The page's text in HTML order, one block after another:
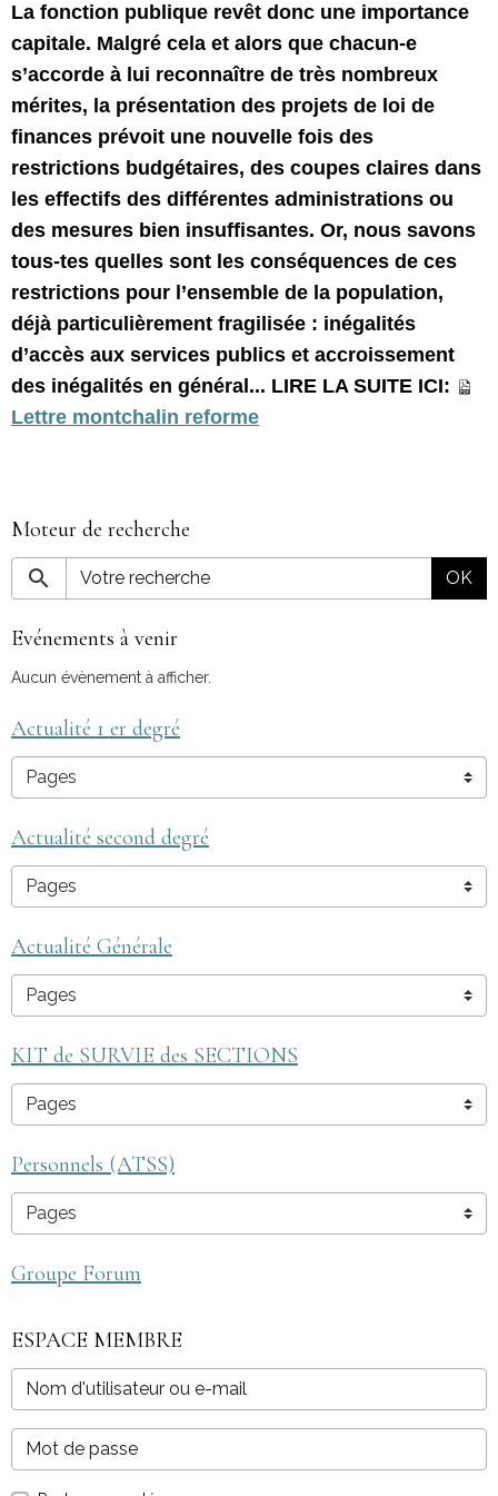
La fonction publique revêt donc une importance
capitale. Malgré cela et alors que chacun-e
s’accorde à lui reconnaître de très nombreux
mérites, la présentation des projets de loi de
finances prévoit une nouvelle fois des
restrictions budgétaires, des coupes claires dans
les effectifs des différentes administrations ou
des mesures bien insuffisantes. Or, nous savons
tous-tes quelles sont les conséquences de ces
restrictions pour l’ensemble de la population,
déjà particulièrement fragilisée : inégalités
d’accès aux services publics et accroissement
des inégalités en général... LIRE LA SUITE ICI:
Lettre montchalin reforme
Moteur de recherche
OK
Evénements à venir
Aucun évènement à afficher.
Actualité 1 er degré
Actualité second degré
Actualité Générale
KIT de SURVIE des SECTIONS
Personnels (ATSS)
Groupe Forum
ESPACE MEMBRE